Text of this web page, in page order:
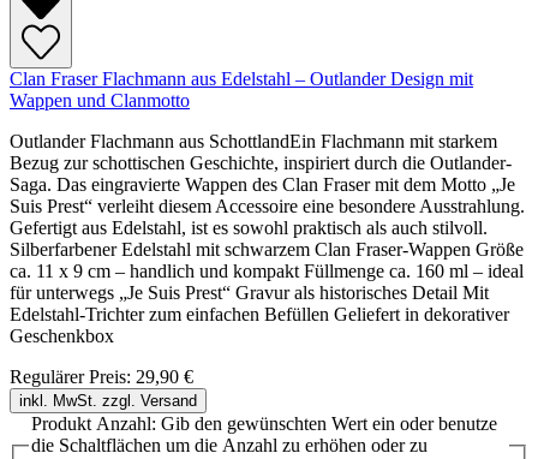
Clan Fraser Flachmann aus Edelstahl – Outlander Design mit
Wappen und Clanmotto
Outlander Flachmann aus SchottlandEin Flachmann mit starkem
Bezug zur schottischen Geschichte, inspiriert durch die Outlander-
Saga. Das eingravierte Wappen des Clan Fraser mit dem Motto „Je
Suis Prest“ verleiht diesem Accessoire eine besondere Ausstrahlung.
Gefertigt aus Edelstahl, ist es sowohl praktisch als auch stilvoll.
Silberfarbener Edelstahl mit schwarzem Clan Fraser-Wappen Größe
ca. 11 x 9 cm – handlich und kompakt Füllmenge ca. 160 ml – ideal
für unterwegs „Je Suis Prest“ Gravur als historisches Detail Mit
Edelstahl-Trichter zum einfachen Befüllen Geliefert in dekorativer
Geschenkbox
Regulärer Preis: 29,90 €
inkl. MwSt. zzgl. Versand
Produkt Anzahl: Gib den gewünschten Wert ein oder benutze
die Schaltflächen um die Anzahl zu erhöhen oder zu